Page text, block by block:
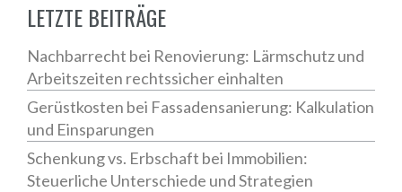
LETZTE BEITRÄGE
Nachbarrecht bei Renovierung: Lärmschutz und
Arbeitszeiten rechtssicher einhalten
Gerüstkosten bei Fassadensanierung: Kalkulation
und Einsparungen
Schenkung vs. Erbschaft bei Immobilien:
Steuerliche Unterschiede und Strategien